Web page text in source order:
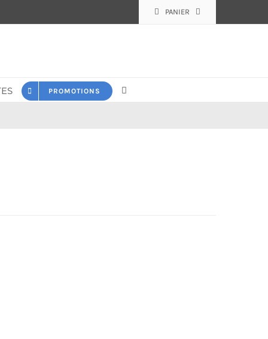
PANIER
PROMOTIONS